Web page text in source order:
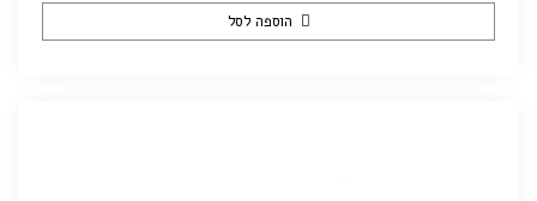
הוספה לסל